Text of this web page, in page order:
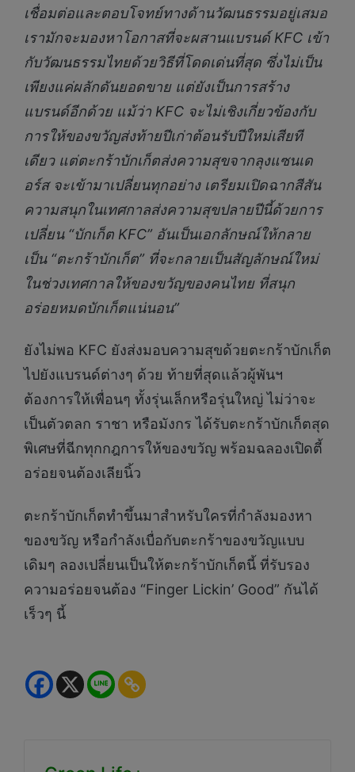
เชื่อมต่อและตอบโจทย์ทางด้านวัฒนธรรมอยู่เสมอ
เรามักจะมองหาโอกาสที่จะผสานแบรนด์KFC เข้า
กับวัฒนธรรมไทยด้วยวิธีที่โดดเด่นที่สุด ซึ่งไม่เป็น
เพียงแค่ผลักดันยอดขาย แต่ยังเป็นการสร้าง
แบรนด์อีกด้วย แม้ว่า KFC จะไม่เชิงเกี่ยวข้องกับ
การให้ของขวัญส่งท้ายปีเก่าต้อนรับปีใหม่เสียที
เดียว แต่ตะกร้าบักเก็ตส่งความสุขจากลุงแซนเด
อร์ส จะเข้ามาเปลี่ยนทุกอย่าง เตรียมเปิดฉากสีสัน
ความสนุกในเทศกาลส่งความสุขปลายปีนี้ด้วยการ
เปลี่ยน “บักเก็ต KFC” อันเป็นเอกลักษณ์ให้กลาย
เป็น “ตะกร้าบักเก็ต” ที่จะกลายเป็นสัญลักษณ์ใหม่
ในช่วงเทศกาลให้ของขวัญของคนไทย ที่สนุก
อร่อยหมดบักเก็ตแน่นอน”
ยังไม่พอ KFC ยังส่งมอบความสุขด้วยตะกร้าบักเก็ต
ไปยังแบรนด์ต่างๆ ด้วย ท้ายที่สุดแล้วผู้พันฯ
ต้องการให้เพื่อนๆ ทั้งรุ่นเล็กหรือรุ่นใหญ่ ไม่ว่าจะ
เป็นตัวตลก ราชา หรือมังกร ได้รับตะกร้าบักเก็ตสุด
พิเศษที่ฉีกทุกกฎการให้ของขวัญ พร้อมฉลองเปิดตี้
อร่อยจนต้องเลียนิ้ว
ตะกร้าบักเก็ตทำขึ้นมาสำหรับใครที่กำลังมองหา
ของขวัญ หรือกำลังเบื่อกับตะกร้าของขวัญแบบ
เดิมๆ ลองเปลี่ยนเป็นให้ตะกร้าบักเก็ตนี้ ที่รับรอง
ความอร่อยจนต้อง “Finger Lickin’ Good” กันได้
เร็วๆ นี้